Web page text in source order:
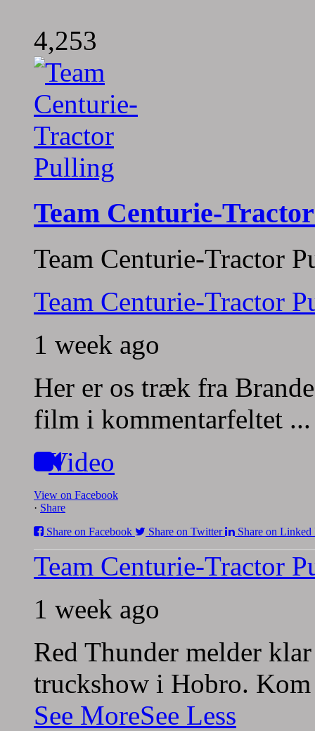
4,253
Team Centurie-
Team Centurie-Tractor
Team Centurie-Tractor
1 week ago
Her er os træk fra
film i kommentarfeltet
Video
View on Facebook
· Share
Share on Facebook
Share on Twitter Share on Linked
Team Centurie-Tractor
1 week ago
Red Thunder melder
truckshow i Hobro.
See MoreSee Less